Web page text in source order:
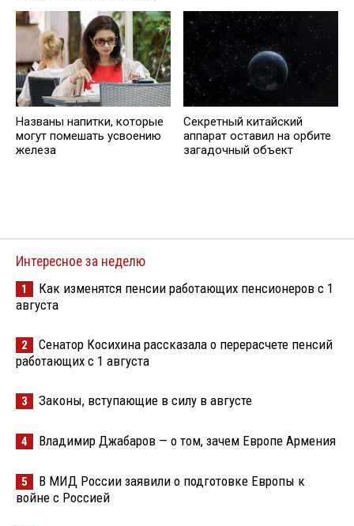
Названы напитки, которые
могут помешать усвоению
железа
Cекретный китайский
аппарат оставил на орбите
загадочный объект
Интересное за неделю
1
Как изменятся пенсии работающих пенсионеров с 1
августа
2
Сенатор Косихина рассказала о перерасчете пенсий
работающих с 1 августа
3 Законы, вступающие в силу в августе
4 Владимир Джабаров — о том, зачем Европе Армения
5
В МИД России заявили о подготовке Европы к
войне с Россией